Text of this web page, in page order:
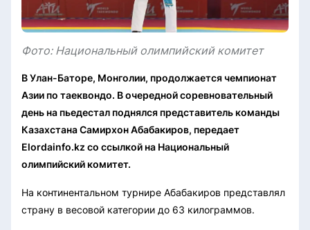
Фото: Национальный олимпийский комитет
В Улан-Баторе, Монголии, продолжается чемпионат
Азии по таеквондо. В очередной соревновательный
день на пьедестал поднялся представитель команды
Казахстана Самирхон Абабакиров, передает
Elordainfo.kz со ссылкой на Национальный
олимпийский комитет.
На континентальном турнире Абабакиров представлял
страну в весовой категории до 63 килограммов.